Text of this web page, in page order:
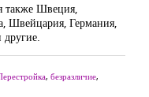
также Швеция,
Швейцария, Германия,
другие.
, безразличие,